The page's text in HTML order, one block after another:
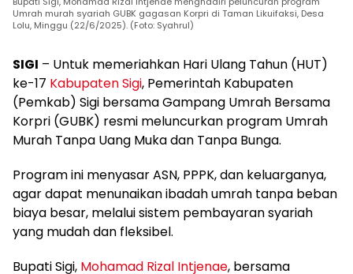
Umrah murah syariah GUBK gagasan Korpri di Taman Likuifaksi, Desa
Lolu, Minggu (22/6/2025). (Foto: Syahrul)
SIGI – Untuk memeriahkan Hari Ulang Tahun (HUT)
ke-17 Kabupaten Sigi, Pemerintah Kabupaten
(Pemkab) Sigi bersama Gampang Umrah Bersama
Korpri (GUBK) resmi meluncurkan program Umrah
Murah Tanpa Uang Muka dan Tanpa Bunga.
Program ini menyasar ASN, PPPK, dan keluarganya,
agar dapat menunaikan ibadah umrah tanpa beban
biaya besar, melalui sistem pembayaran syariah
yang mudah dan fleksibel.
Bupati Sigi, Mohamad Rizal Intjenae, bersama